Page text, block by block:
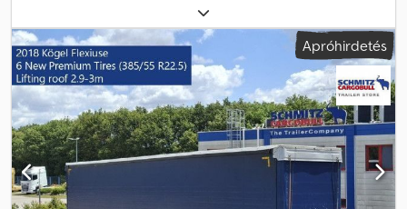
2 480 mm
rakodótér térfogata:101 m³, abroncs méret:385/55 R22,5,
Gyártási év:2018, Felszereltség: ABS
, Saját tömeg: 6460 kg, DIN EN
12642 (XL kód) tanúsítvány, Raktér (Ho Sz Ma): 13 620 mm x 2 480
mm x 3 000 mm, Gumi méret: 385/55 R22.5, Raktér térfogata: 101 m³,
1. tengely: , 2. tengely: , 3. tengely: , önszintező felfüggesztés,
elektronikus fékrendszer (EBS), tolótető, 1x15 és 2x7 tűs
csatlakozó, antispray, emelhető tető (kézi): 2,9 m - 3,0 m,
ponyvarendszer. A weboldalunkon megtalálja az összes elérhető
jármű áttekintését. Finanszírozásra van szüksége? Egyedi
finanszírozási megoldásokat, teljes körű szervizszerződéseket és
Apróhirdetés